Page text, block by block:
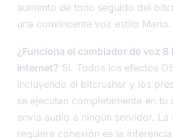
aumento de tono seguido del
una convincente voz estilo Mario.
¿Funciona el cambiador de voz
internet? Sí. Todos los efectos
incluyendo el bitcrusher y los
se ejecutan completamente en tu
envía audio a ningún servidor. La
requiere conexión es la